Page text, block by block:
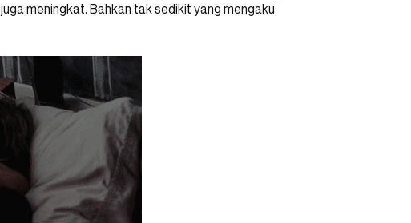
juga meningkat. Bahkan tak sedikit yang mengaku